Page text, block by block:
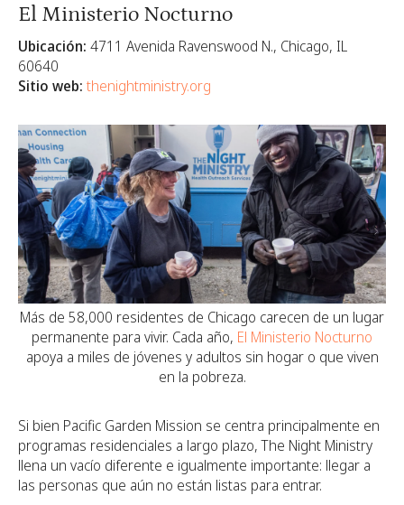
El Ministerio Nocturno
Ubicación: 4711 Avenida Ravenswood N., Chicago, IL
60640
Sitio web: thenightministry.org
Más de 58,000 residentes de Chicago carecen de un lugar
permanente para vivir. Cada año, El Ministerio Nocturno
apoya a miles de jóvenes y adultos sin hogar o que viven
en la pobreza.
Si bien Pacific Garden Mission se centra principalmente en
programas residenciales a largo plazo, The Night Ministry
llena un vacío diferente e igualmente importante: llegar a
las personas que aún no están listas para entrar.